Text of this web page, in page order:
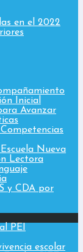
en el 2022
Inicial
Avanzar
Nueva
Lectora
y CDA por
PEI
escolar